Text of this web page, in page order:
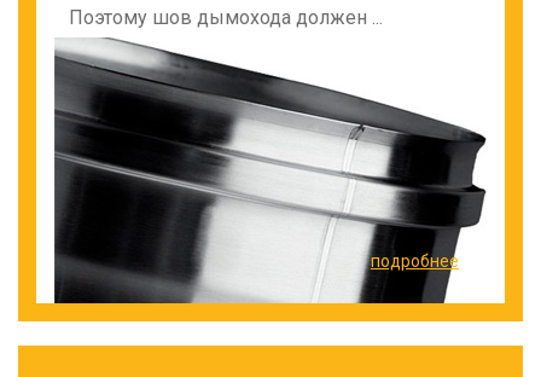
Поэтому шов дымохода должен ...
подробнее